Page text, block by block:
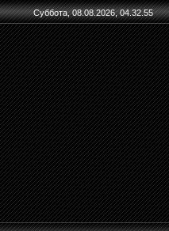
Суббота, 08.08.2026, 04.32.55